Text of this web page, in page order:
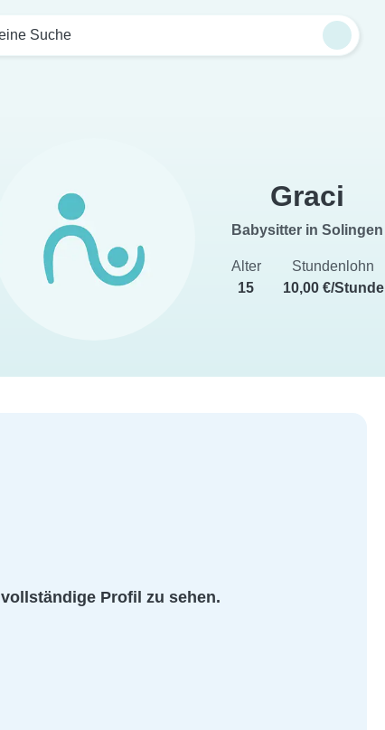
Suche
Graci
Babysitter in Solingen
Alter
15
Stundenlohn
10,00 €/Stunde
Profil zu sehen.